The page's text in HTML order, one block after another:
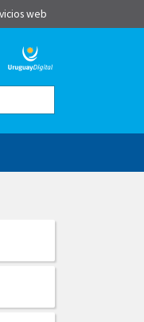
web